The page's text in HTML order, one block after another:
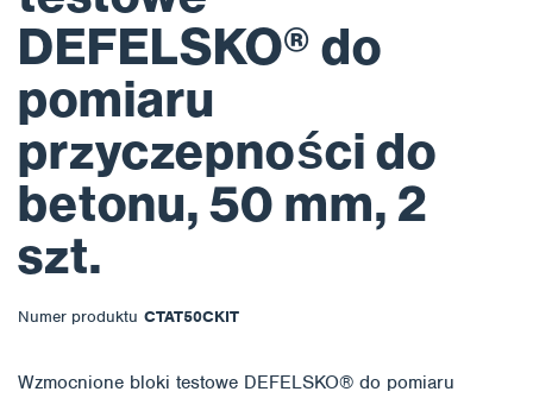
DEFELSKO® do
pomiaru
przyczepności do
betonu, 50 mm, 2
szt.
Numer produktu CTAT50CKIT
Wzmocnione bloki testowe DEFELSKO® do pomiaru